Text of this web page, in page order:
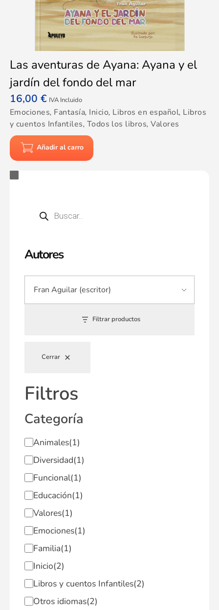
Autores
Filtrar productos
Cerrar
Filtros
Categoría
Animales(1)
Diversidad(1)
Funcional(1)
Educación(1)
Valores(1)
Emociones(1)
Familia(1)
Inicio(2)
Libros y cuentos Infantiles(2)
Otros idiomas(2)
Las aventuras de Ayana: Ayana y el
jardín del fondo del mar
16,00 € IVA Incluido
Emociones, Fantasía, Inicio, Libros en español, Libros
y cuentos Infantiles, Todos los libros,Valores
Añadir al carro